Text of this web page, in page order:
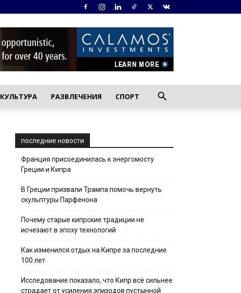
КУЛЬТУРА РАЗВЛЕЧЕНИЯ СПОРТ
последние новости
Франция присоединилась к энергомосту
Греции и Кипра
В Греции призвали Трампа помочь вернуть
скульптуры Парфенона
Почему старые кипрские традиции не
исчезают в эпоху технологий
Как изменился отдых на Кипре за последние
100 лет
Исследование показало, что Кипр всё сильнее
страдает от усиления эпизодов пустынной